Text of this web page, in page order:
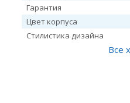
Гарантия
Цвет корпуса
Стилистика дизайна
Все